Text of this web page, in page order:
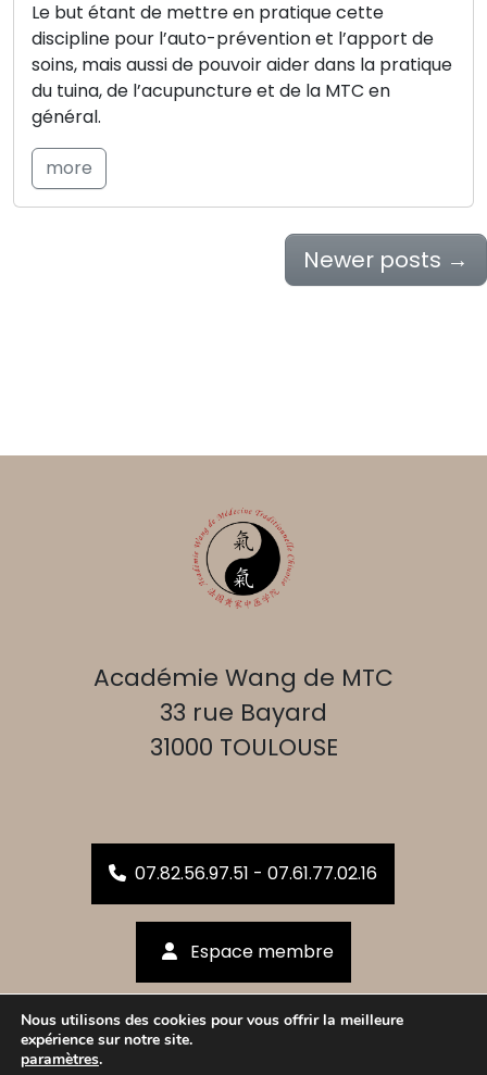
Le but étant de mettre en pratique cette
discipline pour l’auto-prévention et l’apport de
soins, mais aussi de pouvoir aider dans la pratique
du tuina, de l’acupuncture et de la MTC en
général.
more
Newer posts →
Académie Wang de MTC
33 rue Bayard
31000 TOULOUSE
07.82.56.97.51 - 07.61.77.02.16
Espace membre
Inscrivez-vous !
Nous utilisons des cookies pour vous offrir la meilleure
expérience sur notre site.
paramètres.